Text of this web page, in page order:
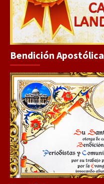
Bendición Apostólica